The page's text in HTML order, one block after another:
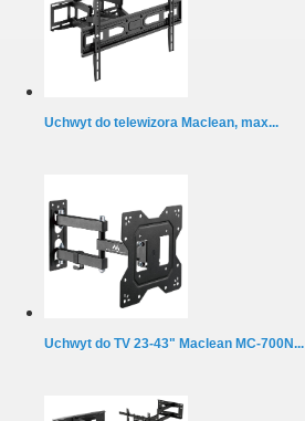
Uchwyt do telewizora Maclean, max...
Uchwyt do TV 23-43" Maclean MC-700N...